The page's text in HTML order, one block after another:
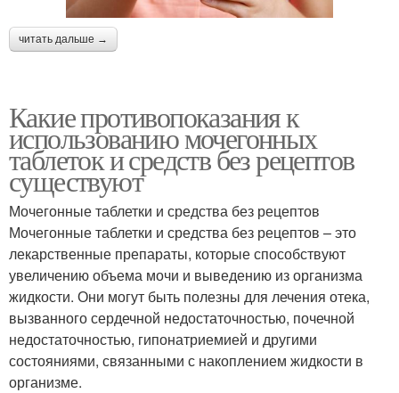
читать дальше →
Какие противопоказания к
использованию мочегонных
таблеток и средств без рецептов
существуют
Мочегонные таблетки и средства без рецептов
Мочегонные таблетки и средства без рецептов – это
лекарственные препараты, которые способствуют
увеличению объема мочи и выведению из организма
жидкости. Они могут быть полезны для лечения отека,
вызванного сердечной недостаточностью, почечной
недостаточностью, гипонатриемией и другими
состояниями, связанными с накоплением жидкости в
организме.